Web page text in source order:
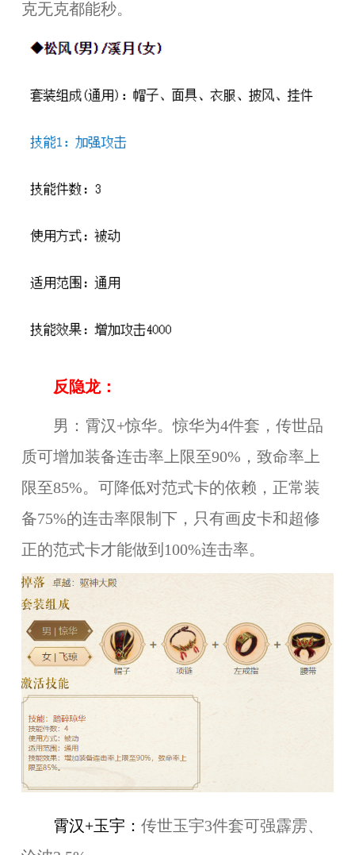
克无克都能秒。
反隐龙：
男：霄汉+惊华。惊华为4件套，传世品
质可增加装备连击率上限至90%，致命率上
限至85%。可降低对范式卡的依赖，正常装
备75%的连击率限制下，只有画皮卡和超修
正的范式卡才能做到100%连击率。
霄汉+玉宇： 传世玉宇3件套可强霹雳、